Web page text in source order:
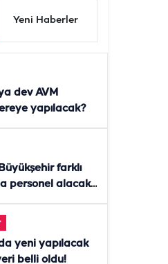
Yeni Haberler
dev AVM
yapılacak?
farklı
personel alacak!
yeni yapılacak
belli oldu!